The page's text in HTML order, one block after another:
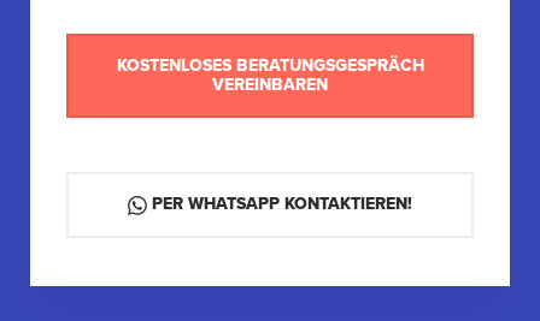
KOSTENLOSES BERATUNGSGESPRÄCH
VEREINBAREN
PER WHATSAPP KONTAKTIEREN!